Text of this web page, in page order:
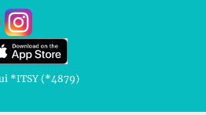
*ITSY (*4879)